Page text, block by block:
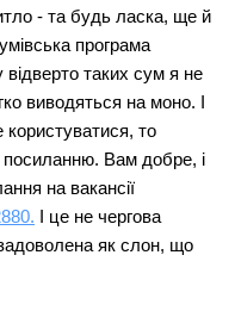
- та будь ласка, ще й
програма
таких сум я не
виводяться на моно. І
то
Вам добре, і
на вакансії
І це не чергова
як слон, що